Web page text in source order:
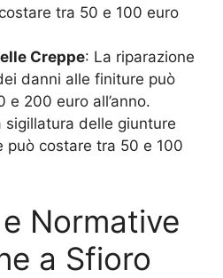
tra 50 e 100 euro
Creppe: La riparazione
danni alle finiture può
e 200 euro all’anno.
sigillatura delle giunture
può costare tra 50 e 100
Normative
a Sfioro